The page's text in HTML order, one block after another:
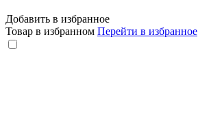
Добавить в избранное
Товар в избранном Перейти в избранное